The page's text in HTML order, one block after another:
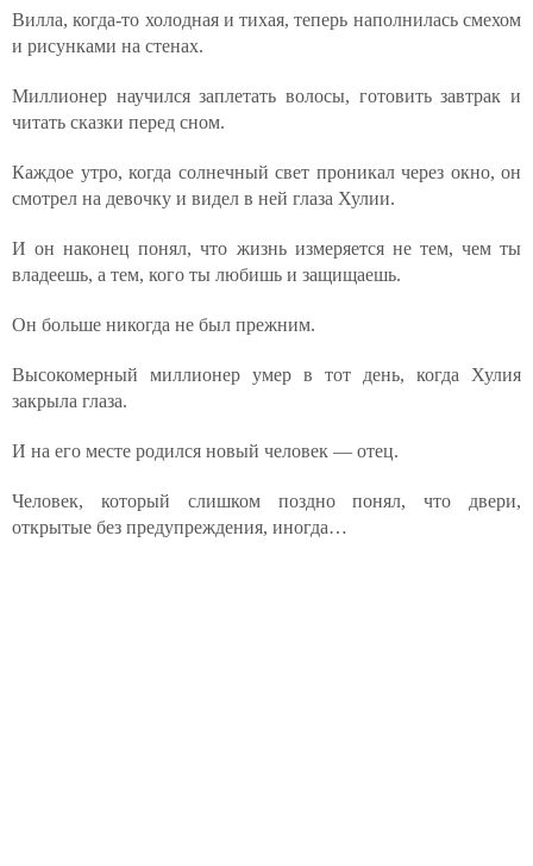
Вилла, когда-то холодная и тихая, теперь наполнилась смехом
и рисунками на стенах.
Миллионер научился заплетать волосы, готовить завтрак и
читать сказки перед сном.
Каждое утро, когда солнечный свет проникал через окно, он
смотрел на девочку и видел в ней глаза Хулии.
И он наконец понял, что жизнь измеряется не тем, чем ты
владеешь, а тем, кого ты любишь и защищаешь.
Он больше никогда не был прежним.
Высокомерный миллионер умер в тот день, когда Хулия
закрыла глаза.
И на его месте родился новый человек — отец.
Человек, который слишком поздно понял, что двери,
открытые без предупреждения, иногда…